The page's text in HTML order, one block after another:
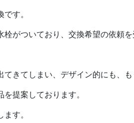
す。
がついており、交換希望の依頼を
てきてしまい、デザイン的にも、
提案しております。
す。